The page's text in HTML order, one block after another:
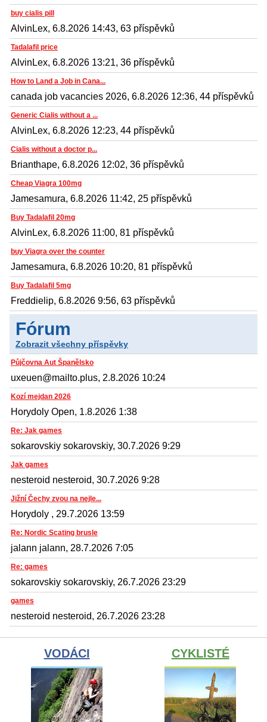
buy cialis pill
AlvinLex, 6.8.2026 14:43, 63 příspěvků
Tadalafil price
AlvinLex, 6.8.2026 13:21, 36 příspěvků
How to Land a Job in Cana...
canada job vacancies 2026, 6.8.2026 12:36, 44 příspěvků
Generic Cialis without a ...
AlvinLex, 6.8.2026 12:23, 44 příspěvků
Cialis without a doctor p...
Brianthape, 6.8.2026 12:02, 36 příspěvků
Cheap Viagra 100mg
Jamesamura, 6.8.2026 11:42, 25 příspěvků
Buy Tadalafil 20mg
AlvinLex, 6.8.2026 11:00, 81 příspěvků
buy Viagra over the counter
Jamesamura, 6.8.2026 10:20, 81 příspěvků
Buy Tadalafil 5mg
Freddielip, 6.8.2026 9:56, 63 příspěvků
Fórum
Zobrazit všechny příspěvky
Půjčovna Aut Španělsko
uxeuen@mailto.plus, 2.8.2026 10:24
Kozí mejdan 2026
Horydoly Open, 1.8.2026 1:38
Re: Jak games
sokarovskiy sokarovskiy, 30.7.2026 9:29
Jak games
nesteroid nesteroid, 30.7.2026 9:28
Jižní Čechy zvou na nejle...
Horydoly , 29.7.2026 13:59
Re: Nordic Scating brusle
jalann jalann, 28.7.2026 7:05
Re: games
sokarovskiy sokarovskiy, 26.7.2026 23:29
games
nesteroid nesteroid, 26.7.2026 23:28
VODÁCI CYKLISTÉ